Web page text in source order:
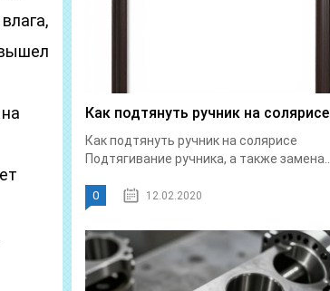
Как подтянуть ручник на солярисе
Как подтянуть ручник на солярисе
Подтягивание ручника, а также замена...
0 12.02.2020